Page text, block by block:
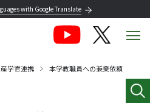
with Google Translate
産学官連携 本学教職員への兼業依頼